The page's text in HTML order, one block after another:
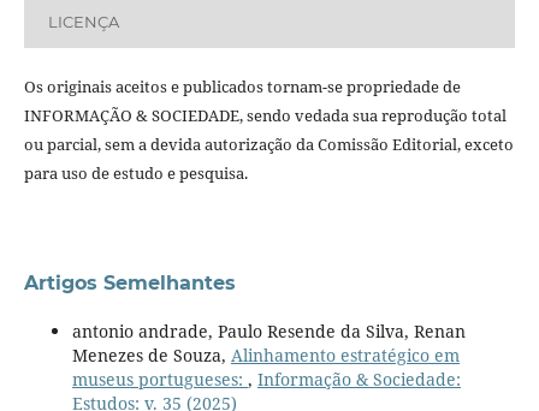
LICENÇA
Os originais aceitos e publicados tornam-se propriedade de
INFORMAÇÃO & SOCIEDADE, sendo vedada sua reprodução total
ou parcial, sem a devida autorização da Comissão Editorial, exceto
para uso de estudo e pesquisa.
Artigos Semelhantes
antonio andrade, Paulo Resende da Silva, Renan
Menezes de Souza, Alinhamento estratégico em
museus portugueses: , Informação & Sociedade:
Estudos: v. 35 (2025)